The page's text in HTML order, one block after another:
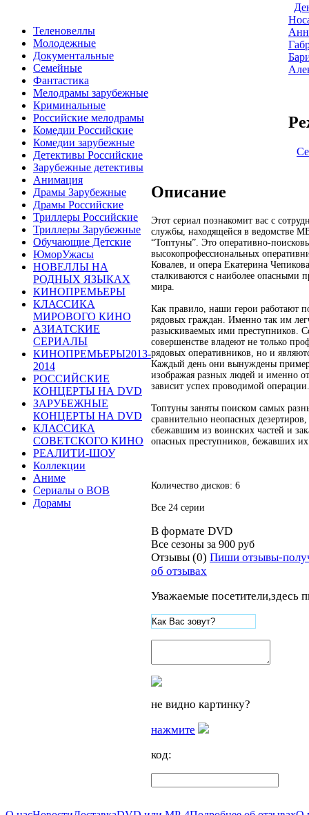
Теленовеллы
Молодежные
Документальные
Семейные
Фантастика
Мелодрамы зарубежные
Криминальные
Российские мелодрамы
Комедии Российские
Комедии зарубежные
Детективы Российские
Зарубежные детективы
Анимация
Драмы Зарубежные
Драмы Российские
Триллеры Российские
Триллеры Зарубежные
Обучающие Детские
ЮморУжасы
НОВЕЛЛЫ НА
РОДНЫХ ЯЗЫКАХ
КИНОПРЕМЬЕРЫ
КЛАССИКА
МИРОВОГО КИНО
АЗИАТСКИЕ
СЕРИАЛЫ
КИНОПРЕМЬЕРЫ2013-
2014
РОССИЙСКИЕ
КОНЦЕРТЫ НА DVD
ЗАРУБЕЖНЫЕ
КОНЦЕРТЫ НА DVD
КЛАССИКА
СОВЕТСКОГО КИНО
РЕАЛИТИ-ШОУ
Коллекции
Аниме
Сериалы о ВОВ
Дорамы
Описание
Этот сериал познакомит вас с
службы, находящейся в ведомстве
“Топтуны”. Это оперативно-
высокопрофессиональных
Ковалев, и опера Екатерина
сталкиваются с наиболее опасными
мира.
Как правило, наши герои работают
рядовых граждан. Именно так им
разыскиваемых ими преступников.
совершенстве владеют не только
рядовых оперативников, но и
Каждый день они вынуждены
изображая разных людей и именно
зависит успех проводимой операции.
Топтуны заняты поиском самых
сравнительно неопасных
сбежавшим из воинских частей и
опасных преступников, бежавших
Количество дисков: 6
Все 24 серии
В формате DVD
Все сезоны за 900 руб
Отзывы (0) Пиши отзывы-
об отзывах
Уважаемые посетители,здесь
не видно картинку?
нажмите
код: